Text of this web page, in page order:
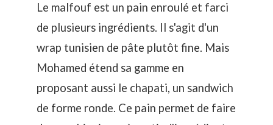
Le malfouf est un pain enroulé et farci
de plusieurs ingrédients. Il s'agit d'un
wrap tunisien de pâte plutôt fine. Mais
Mohamed étend sa gamme en
proposant aussi le chapati, un sandwich
de forme ronde. Ce pain permet de faire